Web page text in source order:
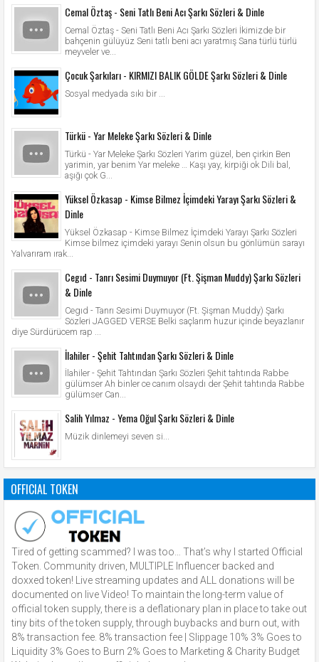
Cemal Öztaş - Seni Tatlı Beni Acı Şarkı Sözleri & Dinle
Cemal Öztaş - Seni Tatlı Beni Acı Şarkı Sözleri İkimizde bir
bahçenin gülüyüz Seni tatlı beni acı yaratmış Sana türlü türlü
meyveler ve...
Çocuk Şarkıları - KIRMIZI BALIK GÖLDE Şarkı Sözleri & Dinle
Sosyal medyada sıkı bir ...
Türkü - Yar Meleke Şarkı Sözleri & Dinle
Türkü - Yar Meleke Şarkı Sözleri Yarim güzel, ben çirkin Ben
yarimin, yar benim Yar meleke … Kaşı yay, kirpiği ok Dili bal,
aşığı çok G...
Yüksel Özkasap - Kimse Bilmez İçimdeki Yarayı Şarkı Sözleri &
Dinle
Yüksel Özkasap - Kimse Bilmez İçimdeki Yarayı Şarkı Sözleri
Kimse bilmez içimdeki yarayı Senin olsun bu gönlümün sarayı
Yalvarıram ırak...
Cegıd - Tanrı Sesimi Duymuyor (Ft. Şişman Muddy) Şarkı Sözleri
& Dinle
Cegıd - Tanrı Sesimi Duymuyor (Ft. Şişman Muddy) Şarkı
Sözleri JAGGED VERSE Belki saçlarım huzur içinde beyazlanır
diye Sürdürücem rap ...
İlahiler - Şehit Tahtından Şarkı Sözleri & Dinle
İlahiler - Şehit Tahtından Şarkı Sözleri Şehit tahtında Rabbe
gülümser Ah binler ce canım olsaydı der Şehit tahtında Rabbe
gülümser Can...
Salih Yılmaz - Yema Oğul Şarkı Sözleri & Dinle
Müzik dinlemeyi seven si...
OFFICIAL TOKEN
Tired of getting scammed? I was too… That’s why I started Official
Token. Community driven, MULTIPLE Influencer backed and
doxxed token! Live streaming updates and ALL donations will be
documented on live Video! To maintain the long-term value of
official token supply, there is a deflationary plan in place to take out
tiny bits of the token supply, through buybacks and burn out, with
8% transaction fee. 8% transaction fee | Slippage 10% 3% Goes to
Liquidity 3% Goes to Burn 2% Goes to Marketing & Charity Budget